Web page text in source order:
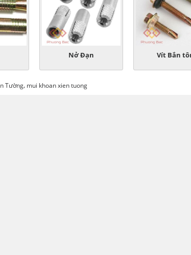
Nở Đạn Vít Bắn
Tường, mui khoan xien tuong